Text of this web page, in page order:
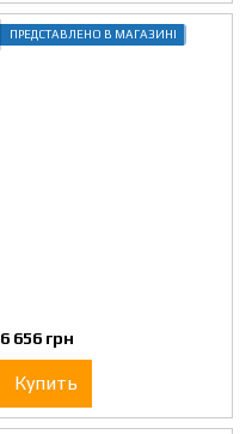
ПРЕДСТАВЛЕНО В МАГАЗИНІ
6 656 грн
Купить